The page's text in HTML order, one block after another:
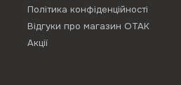
Політика конфіденційності
Відгуки про магазин ОТАК
Акції